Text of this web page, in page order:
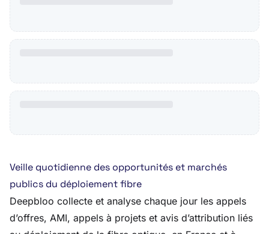
Veille quotidienne des opportunités et marchés
publics du déploiement fibre
Deepbloo collecte et analyse chaque jour les appels
d’offres, AMI, appels à projets et avis d’attribution liés